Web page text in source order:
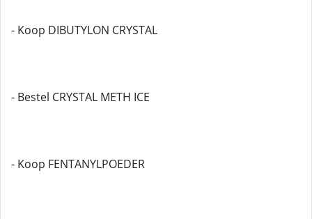
- Koop DIBUTYLON CRYSTAL
- Bestel CRYSTAL METH ICE
- Koop FENTANYLPOEDER